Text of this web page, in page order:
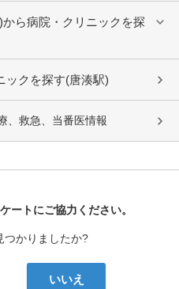
ら病院・クリニックを探
ックを探す(唐湊駅)
、救急、当番医情報
ートにご協力ください。
つかりましたか?
いいえ